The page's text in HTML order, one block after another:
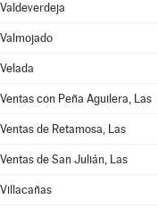
Valdeverdeja
Valmojado
Velada
Ventas con Peña Aguilera, Las
Ventas de Retamosa, Las
Ventas de San Julián, Las
Villacañas